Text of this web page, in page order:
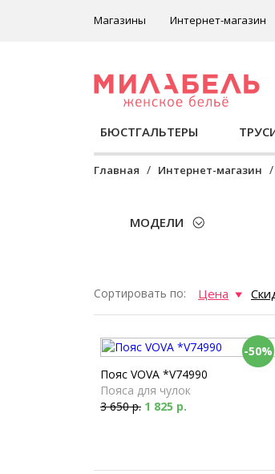
Магазины Интернет-магазин
БЮСТГАЛЬТЕРЫ
Главная Интернет-магазин
МОДЕЛИ
Сортировать по: Цена
-50%
Пояс VOVA *V74990
Пояса для чулок
3 650 р. 1 825 р.